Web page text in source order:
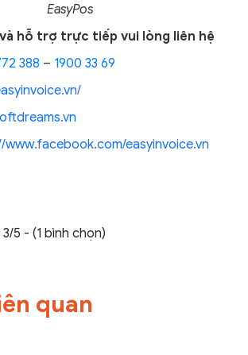
EasyPos
hỗ trợ trực tiếp vui lòng liên hệ
388 – 1900 33 69
easyinvoice.vn
3/5 - (1 bình chọn)
quan